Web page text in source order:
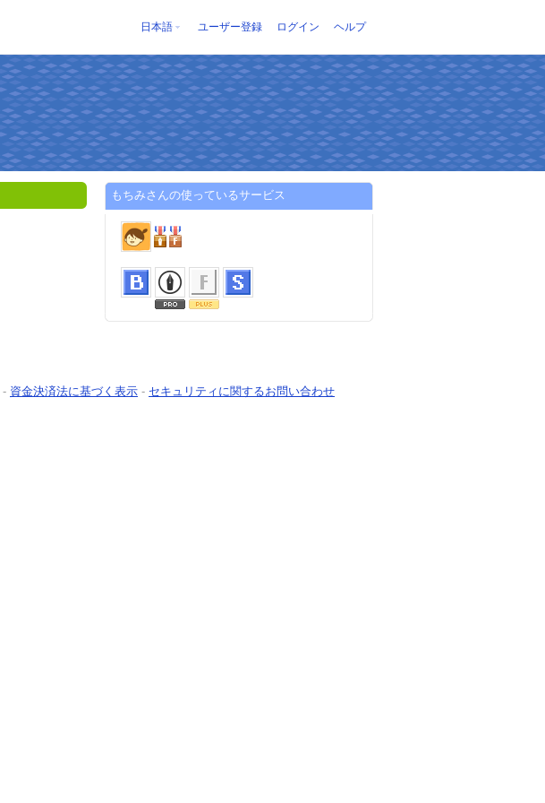
日本語 ユーザー登録 ログイン ヘルプ
もちみさんの使っているサービス
- 資金決済法に基づく表示 - セキュリティに関するお問い合わせ